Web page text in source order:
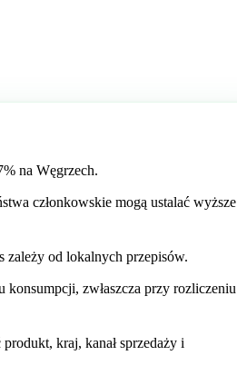
na Węgrzech.
członkowskie mogą ustalać wyższe
zależy od lokalnych przepisów.
zwłaszcza przy rozliczeniu
kraj, kanał sprzedaży i